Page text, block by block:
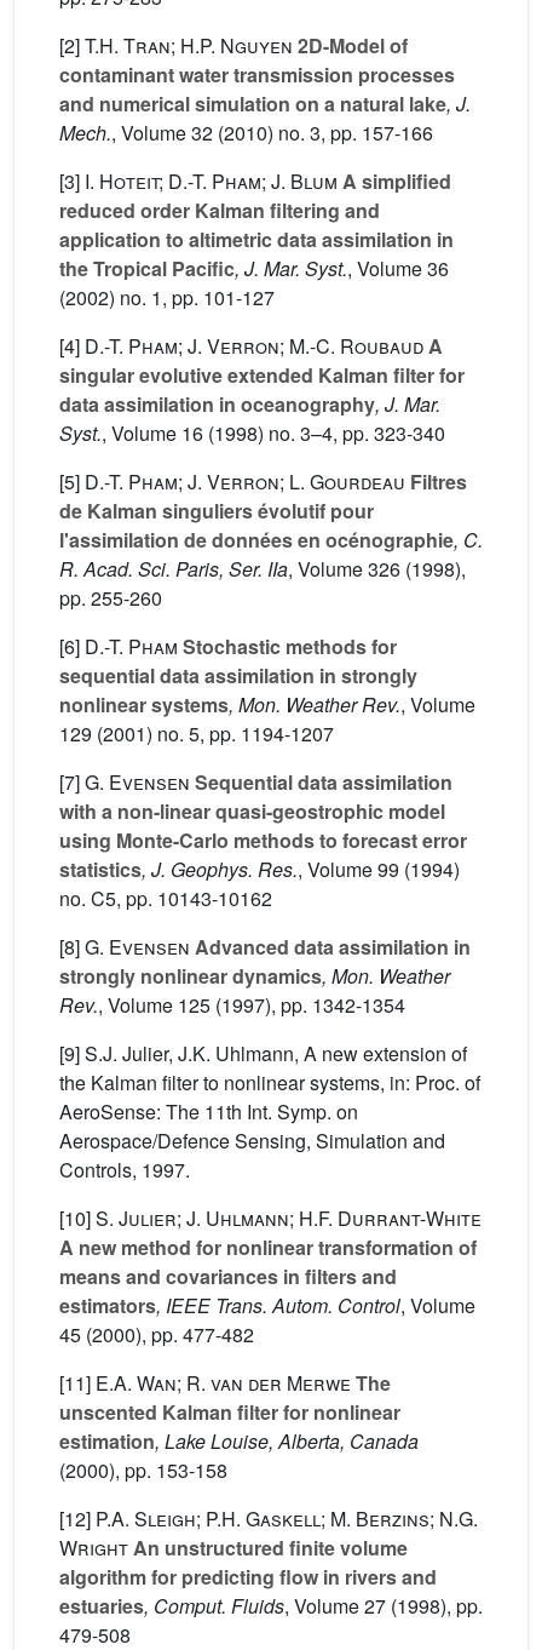
[2]T.H. Tran; H.P. Nguyen 2D-Model of
contaminant water transmission processes
and numerical simulation on a natural lake, J.
Mech., Volume 32 (2010) no. 3, pp. 157-166
[3] I. Hoteit; D.-T. Pham; J. Blum A simplified
reduced order Kalman filtering and
application to altimetric data assimilation in
the Tropical Pacific, J. Mar. Syst., Volume 36
(2002) no. 1, pp. 101-127
[4] D.-T. Pham; J. Verron; M.-C. RoubaudA
singular evolutive extended Kalman filter for
data assimilation in oceanography, J. Mar.
Syst., Volume 16 (1998) no. 3–4, pp. 323-340
[5] D.-T. Pham; J. Verron; L. Gourdeau Filtres
de Kalman singuliers évolutif pour
l'assimilation de données en océnographie, C.
R. Acad. Sci. Paris, Ser. IIa, Volume 326 (1998),
pp. 255-260
[6] D.-T. Pham Stochastic methods for
sequential data assimilation in strongly
nonlinear systems, Mon. Weather Rev., Volume
129 (2001) no. 5, pp. 1194-1207
[7]G. Evensen Sequential data assimilation
with a non-linear quasi-geostrophic model
using Monte-Carlo methods to forecast error
statistics, J. Geophys. Res., Volume 99 (1994)
no. C5, pp. 10143-10162
[8]G. Evensen Advanced data assimilation in
strongly nonlinear dynamics, Mon. Weather
Rev., Volume 125 (1997), pp. 1342-1354
[9] S.J. Julier, J.K. Uhlmann, A new extension of
the Kalman filter to nonlinear systems, in: Proc. of
AeroSense: The 11th Int. Symp. on
Aerospace/Defence Sensing, Simulation and
Controls, 1997.
[10]S. Julier; J. Uhlmann; H.F. Durrant-White
A new method for nonlinear transformation of
means and covariances in filters and
estimators, IEEE Trans. Autom. Control, Volume
45 (2000), pp. 477-482
[11] E.A. Wan; R. van der Merwe The
unscented Kalman filter for nonlinear
estimation, Lake Louise, Alberta, Canada
(2000), pp. 153-158
[12] P.A. Sleigh; P.H. Gaskell; M. Berzins; N.G.
WrightAn unstructured finite volume
algorithm for predicting flow in rivers and
estuaries, Comput. Fluids, Volume 27 (1998), pp.
479-508